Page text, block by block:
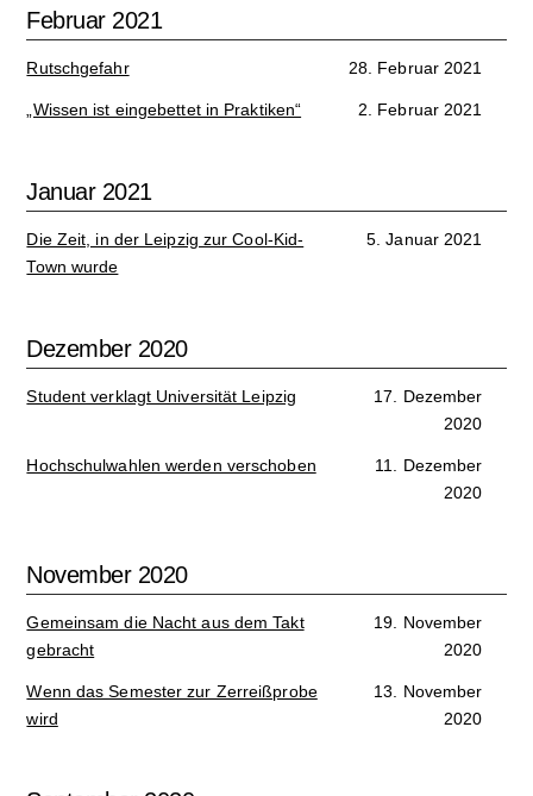
Campuskultur
Februar 2021
Rutschgefahr 28. Februar 2021
„Wissen ist eingebettet in Praktiken“ 2. Februar 2021
Januar 2021
Die Zeit, in der Leipzig zur Cool-Kid-
Town wurde
5. Januar 2021
Dezember 2020
Student verklagt Universität Leipzig
17. Dezember
2020
Hochschulwahlen werden verschoben
11. Dezember
2020
November 2020
Gemeinsam die Nacht aus dem Takt
gebracht
19. November
2020
Wenn das Semester zur Zerreißprobe
wird
13. November
2020